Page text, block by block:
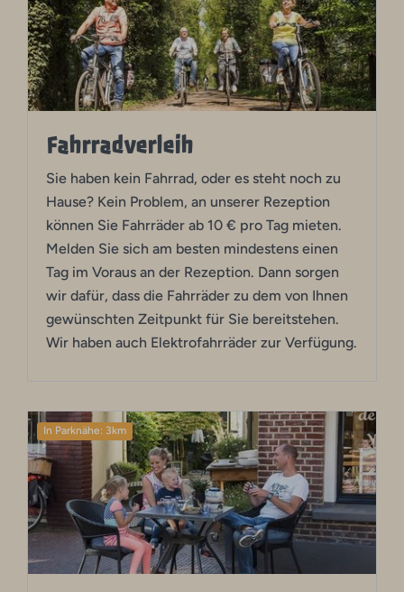
Fahrradverleih
Sie haben kein Fahrrad, oder es steht noch zu
Hause? Kein Problem, an unserer Rezeption
können Sie Fahrräder ab 10 € pro Tag mieten.
Melden Sie sich am besten mindestens einen
Tag im Voraus an der Rezeption. Dann sorgen
wir dafür, dass die Fahrräder zu dem von Ihnen
gewünschten Zeitpunkt für Sie bereitstehen.
Wir haben auch Elektrofahrräder zur Verfügung.
In Parknähe: 3km